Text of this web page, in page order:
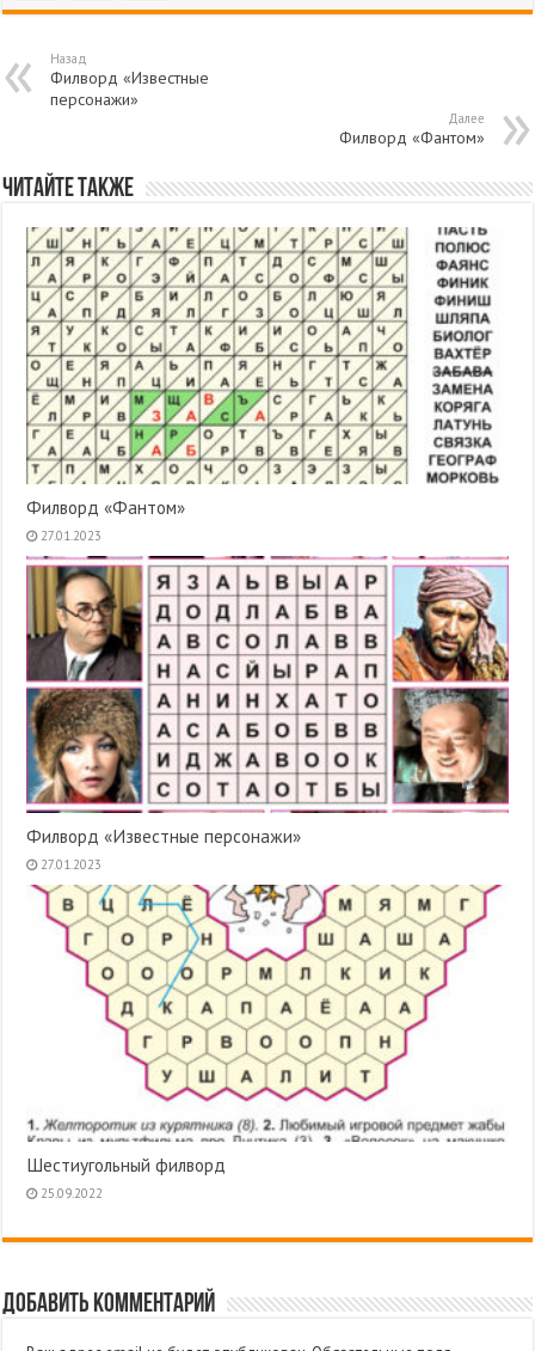
Назад
Филворд «Известные
персонажи»
Далее
Филворд «Фантом»
Читайте также
Филворд «Фантом»
27.01.2023
Филворд «Известные персонажи»
27.01.2023
Шестиугольный филворд
25.09.2022
Добавить комментарий